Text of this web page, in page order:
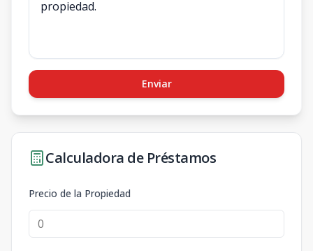
Enviar
Calculadora de Préstamos
Precio de la Propiedad